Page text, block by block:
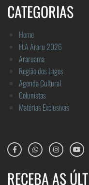
CATEGORIAS
Home
FLA Araru 2026
Araruama
Região dos Lagos
Agenda Cultural
Colunistas
Matérias Exclusivas
RECEBA AS